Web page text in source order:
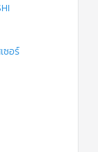
ซอร์